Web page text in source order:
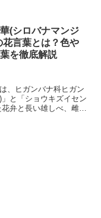
華(シロバナマンジ
花言葉とは？色や
を徹底解説
、ヒガンバナ科ヒガン
と「ショウキズイセン
弁と長い雄しべ、雌し